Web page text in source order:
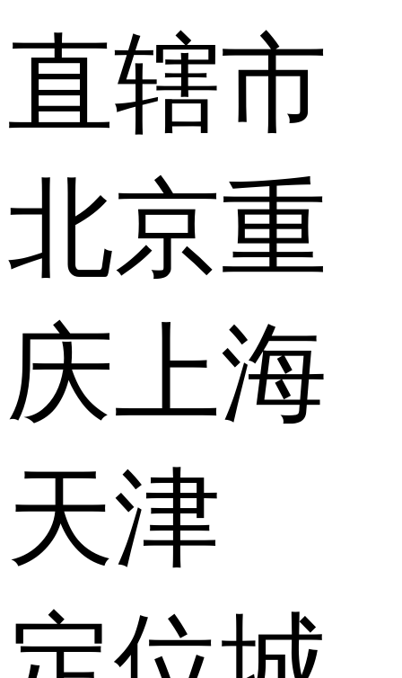
直辖市
北京重
庆上海
天津